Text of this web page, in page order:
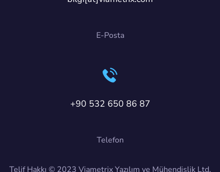
E-Posta
+90 532 650 86 87
Telefon
Telif Hakkı © 2023 Viametrix Yazılım ve Mühendislik Ltd.